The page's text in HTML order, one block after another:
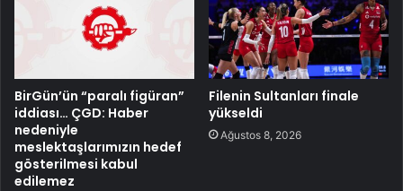
BirGün’ün “paralı figüran”
iddiası… ÇGD: Haber
nedeniyle
meslektaşlarımızın hedef
gösterilmesi kabul
edilemez
Filenin Sultanları finale
yükseldi
Ağustos 8, 2026